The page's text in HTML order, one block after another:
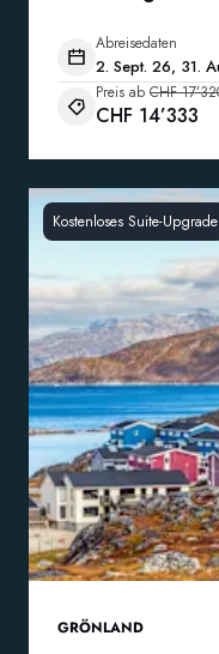
Abreisedaten
2. Sept. 26, 31.
Preis ab CHF
CHF 14’333
Kostenloses Suite-Upgrade
GRÖNLAND